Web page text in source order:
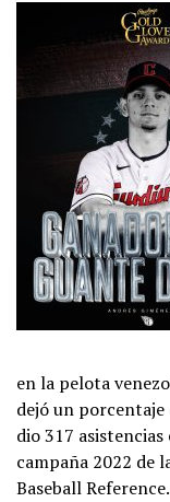
en la pelota
dejó un porcentaje
dio 317
campaña 2022 de
Baseball Reference.